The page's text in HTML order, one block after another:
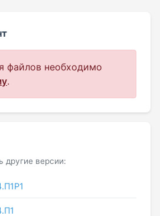
файлов необходимо
.
другие версии: